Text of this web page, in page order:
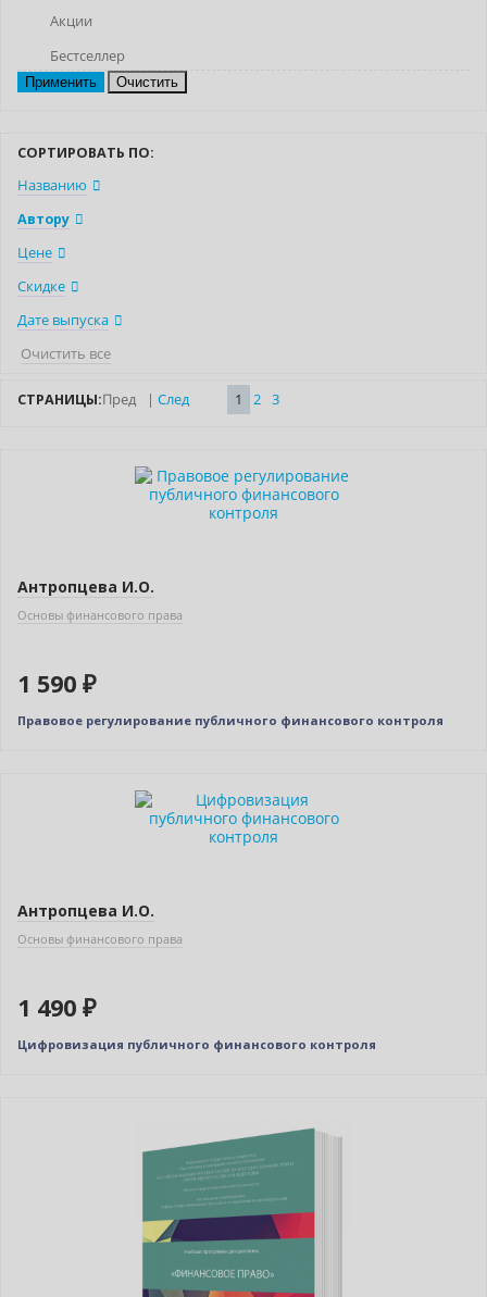
Акции
Бестселлер
Очистить
СОРТИРОВАТЬ ПО:
Названию
Автору
Цене
Скидке
Дате выпуска
Очистить все
СТРАНИЦЫ:Пред | След 1 2 3
Антропцева И.О.
Основы финансового права
1 590 ₽
Правовое регулирование публичного финансового контроля
Антропцева И.О.
Основы финансового права
1 490 ₽
Цифровизация публичного финансового контроля